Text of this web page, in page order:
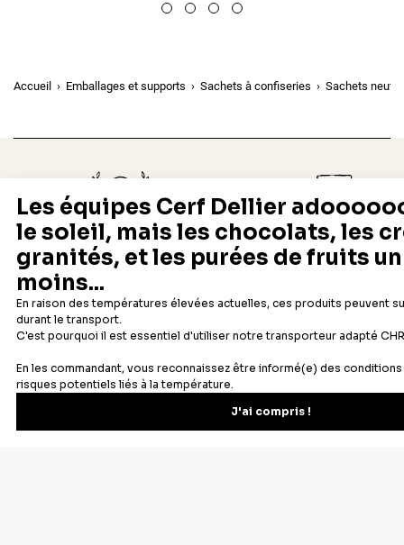
Accueil Emballages et supports Sachets à confiseries Sachets
Depuis 1932
Fabricant français reconnu
Livraison rapide 24/48h
Offerte dès 69 € en point
Newsletter
Recevez les recettes, astuces et offres spéciales.